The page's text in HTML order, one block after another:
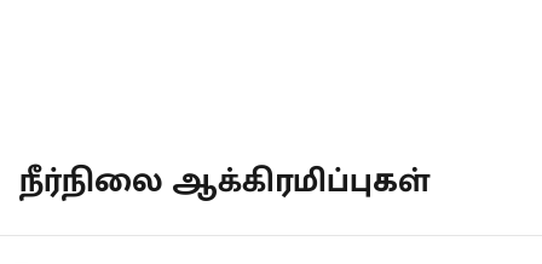
நீர்நிலை ஆக்கிரமிப்புகள்